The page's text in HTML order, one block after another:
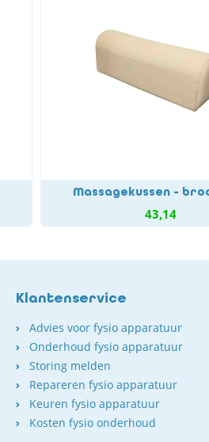
Massagekussen -
43,14
Klantenservice
Advies voor fysio apparatuur
Onderhoud fysio apparatuur
Storing melden
Repareren fysio apparatuur
Keuren fysio apparatuur
Kosten fysio onderhoud